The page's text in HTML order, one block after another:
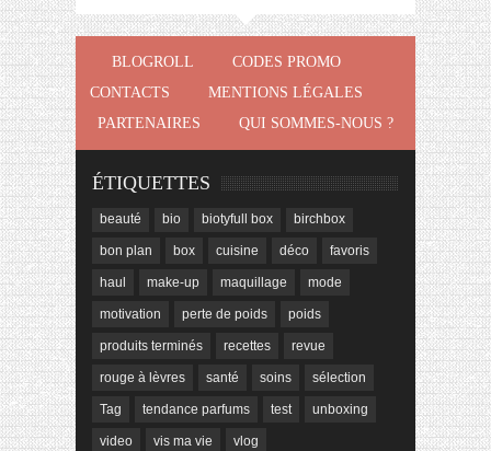
BLOGROLL
CODES PROMO
CONTACTS
MENTIONS LÉGALES
PARTENAIRES
QUI SOMMES-NOUS ?
ÉTIQUETTES
beauté bio biotyfull box birchbox
bon plan box cuisine déco favoris
haul make-up maquillage mode
motivation perte de poids poids
produits terminés recettes revue
rouge à lèvres santé soins sélection
Tag tendance parfums test unboxing
video vis ma vie vlog